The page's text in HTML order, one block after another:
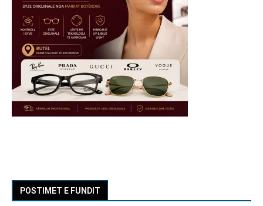
POSTIMET E FUNDIT